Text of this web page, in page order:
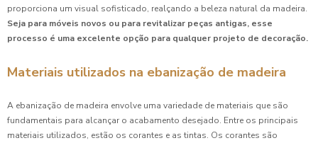
proporciona um visual sofisticado, realçando a beleza natural da madeira.
Seja para móveis novos ou para revitalizar peças antigas, esse
processo é uma excelente opção para qualquer projeto de decoração.
Materiais utilizados na ebanização de madeira
A ebanização de madeira envolve uma variedade de materiais que são
fundamentais para alcançar o acabamento desejado. Entre os principais
materiais utilizados, estão os corantes e as tintas. Os corantes são